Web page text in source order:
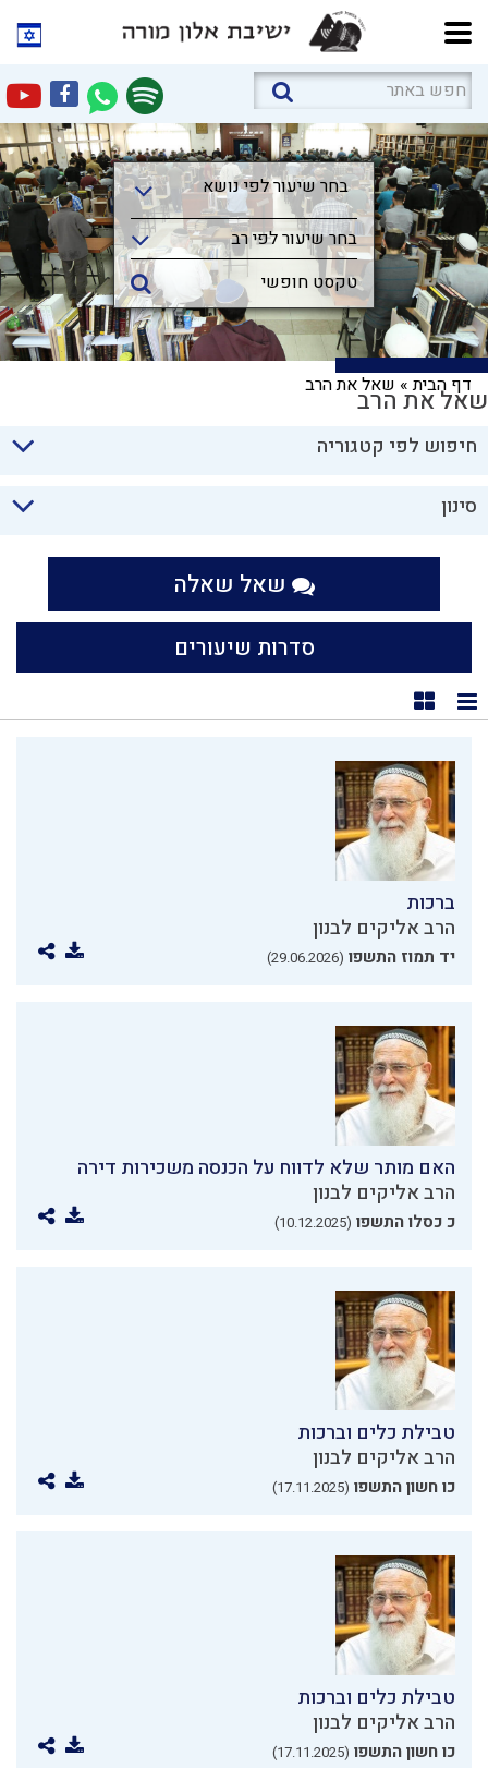
בחר שיעור לפי נושא
בחר שיעור לפי נושא
בחר שיעור לפי רב
דף הבית» שאל את הרבשאל את הרב
חיפוש לפי קטגוריה
סינון
שאל שאלה
סדרות שיעורים
תצוגת רשימה
תצוגת קוביות
ברכות
הרב אליקים לבנון
יד תמוז התשפו (29.06.2026)
האם מותר שלא לדווח על הכנסה משכירות דירה
הרב אליקים לבנון
כ כסלו התשפו (10.12.2025)
טבילת כלים וברכות
הרב אליקים לבנון
כו חשון התשפו (17.11.2025)
טבילת כלים וברכות
הרב אליקים לבנון
כו חשון התשפו (17.11.2025)